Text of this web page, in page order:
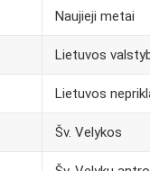
Naujieji metai
Lietuvos
Lietuvos
Šv. Velykos